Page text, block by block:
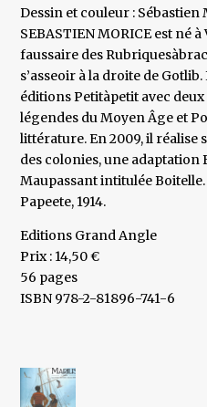
Dessin et couleur : Sébastien
SEBASTIEN MORICE est né
faussaire des
s’asseoir à la droite de
éditions Petitàpetit avec
légendes du Moyen Âge et
littérature. En 2009, il réalise
des colonies, une adaptation
Maupassant intitulée
Papeete, 1914.
Editions Grand Angle
Prix : 14,50 €
56 pages
ISBN 978-2-81896-741-6